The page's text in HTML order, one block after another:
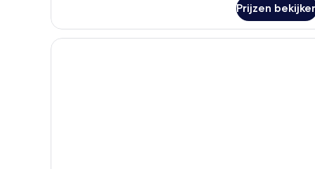
vierpersoonskamer
Prijzen